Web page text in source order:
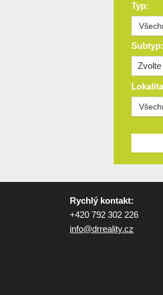
Typ:
Subtyp:
Rychlý kontakt:
+420 792 302 226
info@drreality.cz